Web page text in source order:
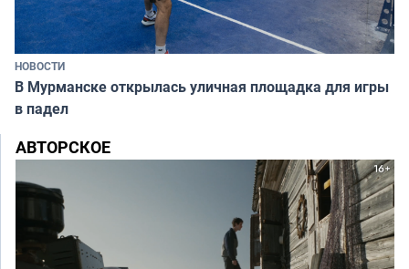
НОВОСТИ
В Мурманске открылась уличная площадка для игры
в падел
АВТОРСКОЕ